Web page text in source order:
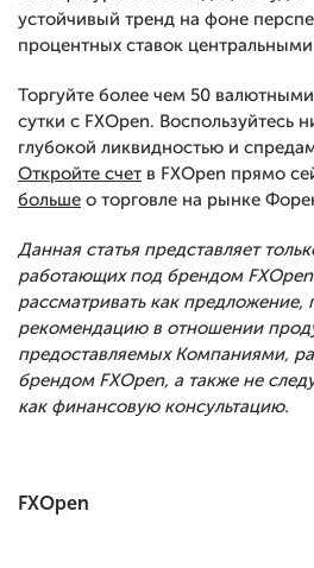
устойчивый тренд на фоне
процентных ставок
Торгуйте более чем 50
сутки с FXOpen. Воспользуйтесь
глубокой ликвидностью и
Откройте счет в FXOpen прямо
больше о торговле на рынке
Данная статья представляет
работающих под брендом
рассматривать как предложение,
рекомендацию в отношении
предоставляемых Компаниями,
брендом FXOpen, а также не
как финансовую консультацию.
FXOpen